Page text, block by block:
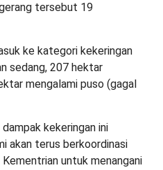
tersebut 19
ke kategori kekeringan
sedang, 207 hektar
mengalami puso (gagal
kekeringan ini
akan terus berkoordinasi
untuk menangani